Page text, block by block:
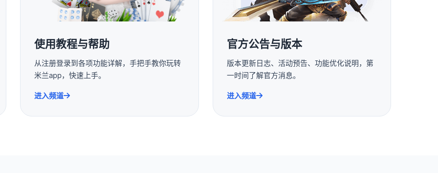
使用教程与帮助
从注册登录到各项功能详解，手把手教你玩转
米兰app，快速上手。
进入频道
官方公告与版本
版本更新日志、活动预告、功能优化说明，第
一时间了解官方消息。
进入频道